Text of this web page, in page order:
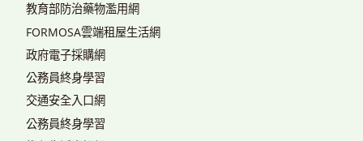
教育部防治藥物濫用網
FORMOSA雲端租屋生活網
政府電子採購網
公務員終身學習
交通安全入口網
公務員終身學習